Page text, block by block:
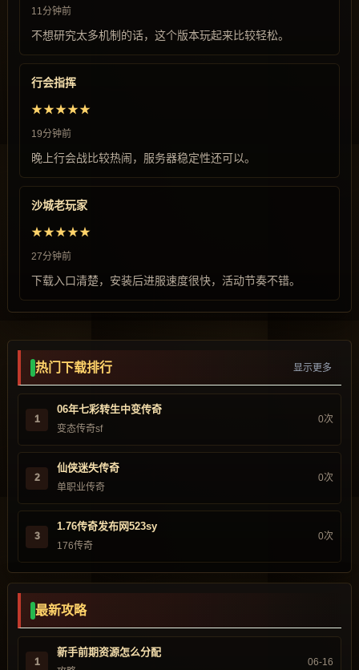
11分钟前
不想研究太多机制的话，这个版本玩起来比较轻松。
行会指挥
★★★★★
19分钟前
晚上行会战比较热闹，服务器稳定性还可以。
沙城老玩家
★★★★★
27分钟前
下载入口清楚，安装后进服速度很快，活动节奏不错。
热门下载排行 显示更多
1
06年七彩转生中变传奇
变态传奇sf
0次
2
仙侠迷失传奇
单职业传奇
0次
3
1.76传奇发布网523sy
176传奇
0次
最新攻略
1
新手前期资源怎么分配
06-16